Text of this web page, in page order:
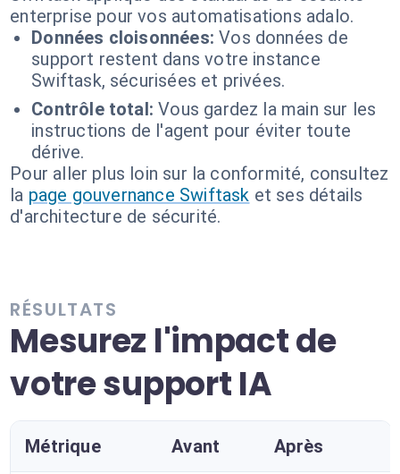
enterprise pour vos automatisations adalo.
Données cloisonnées: Vos données de
support restent dans votre instance
Swiftask, sécurisées et privées.
Contrôle total: Vous gardez la main sur les
instructions de l'agent pour éviter toute
dérive.
Pour aller plus loin sur la conformité, consultez
la page gouvernance Swiftask et ses détails
d'architecture de sécurité.
RÉSULTATS
Mesurez l'impact de
votre support IA
Métrique Avant Après